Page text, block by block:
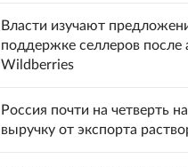
Власти изучают
поддержке селлеров после
Wildberries
Россия почти на четверть
выручку от экспорта